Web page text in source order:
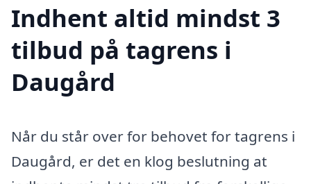
Indhent altid mindst 3
tilbud på tagrens i
Daugård
Når du står over for behovet for tagrens i
Daugård, er det en klog beslutning at